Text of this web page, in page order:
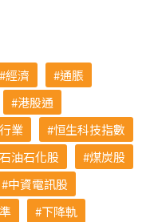
經濟
通脹
港股通
業
恒生科技指數
石油石化股
煤炭股
中資電訊股
下降軌